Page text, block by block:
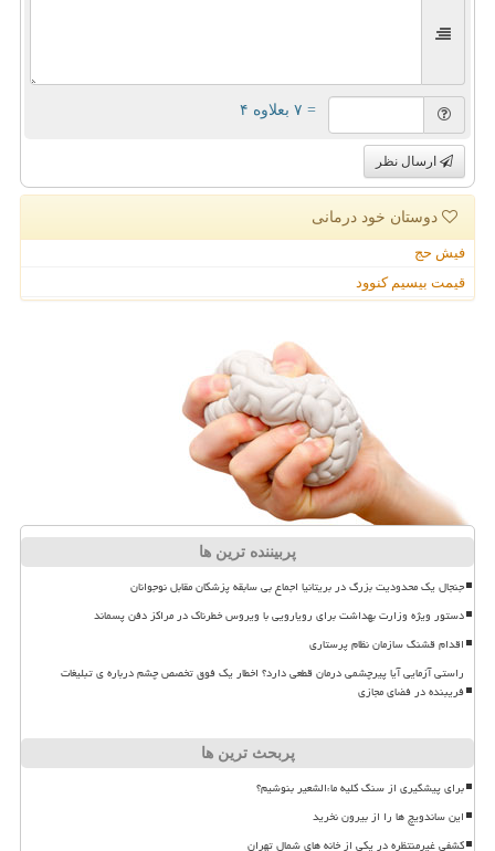
= ۷ بعلاوه ۴
ارسال نظر
دوستان خود درمانی
فیش حج
قیمت بیسیم کنوود
پربیننده ترین ها
جنجال یک محدودیت بزرگ در بریتانیا اجماع بی سابقه پزشکان مقابل نوجوانان
دستور ویژه وزارت بهداشت برای رویارویی با ویروس خطرناک در مراکز دفن پسماند
اقدام قشنگ سازمان نظام پرستاری
راستی آزمایی آیا پیرچشمی درمان قطعی دارد؟ اخطار یک فوق تخصص چشم درباره ی تبلیغات
فریبنده در فضای مجازی
پربحث ترین ها
برای پیشگیری از سنگ کلیه ماءالشعیر بنوشیم؟
این ساندویچ ها را از بیرون نخرید
کشفی غیرمنتظره در یکی از خانه های شمال تهران